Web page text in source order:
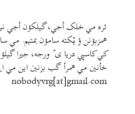
ئره مي خلک أجي، گيلکؤن أجي
همزبؤنن ؤ يٚکته سامؤن بمتيم. مي
کي کاسپي دريا ی ٚ ورجه، جيرا
خأنين مي همرأ گب بزنين اين مي
nobodyvrg[at]gmail.com